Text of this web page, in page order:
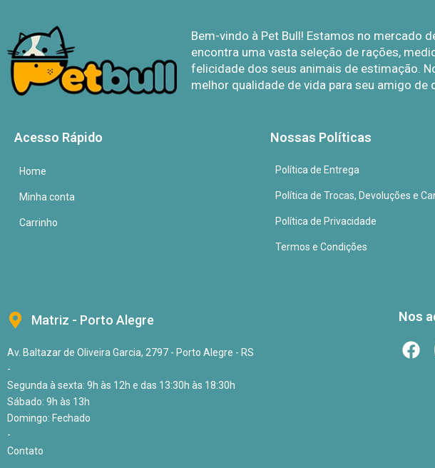
Bem-vindo à Pet Bull! Estamos no mercado
encontra uma vasta seleção de rações,
felicidade dos seus animais de estimação.
melhor qualidade de vida para seu amigo de
Acesso Rápido
Home
Minha conta
Carrinho
Nossas Políticas
Política de Entrega
Política de Trocas, Devoluções e
Política de Privacidade
Termos e Condições
Matriz - Porto Alegre
Av. Baltazar de Oliveira Garcia, 2797 - Porto Alegre - RS
-
Segunda à sexta: 9h às 12h e das 13:30h às 18:30h
Sábado: 9h às 13h
Domingo: Fechado
-
Contato
Nos